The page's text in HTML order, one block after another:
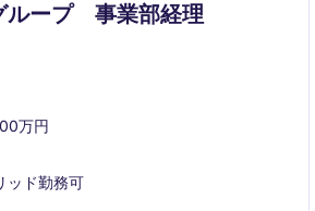
ループ 事業部経理
万円
ッド勤務可